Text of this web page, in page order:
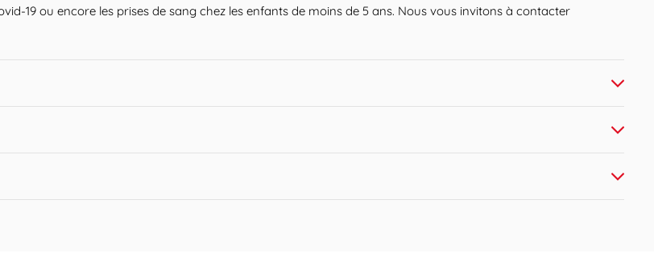
19 ou encore les prises de sang chez les enfants de moins de 5 ans. Nous vous invitons à contacter
de votre prélèvement sur site, il est possible que nous ne réalisions plus les prises de sang à
dans le champ « horaire ».